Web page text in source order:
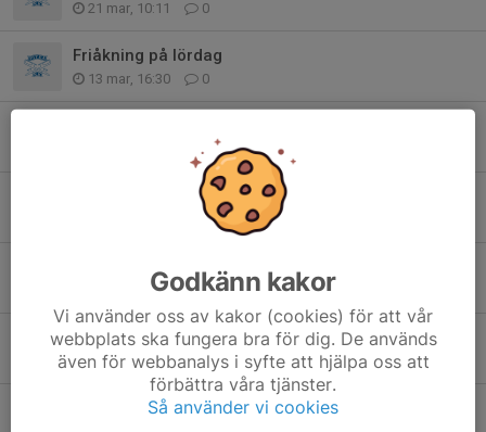
21 mar, 10:11 0
Friåkning på lördag
13 mar, 16:30 0
0
Träning lördag som vanligt!
Försäljning Galltvål Tvättmedel
2 feb, 11:46 0
Info nästa helg
17 jan, 18:45 1
Välkomna till start av skridskoskolan vt26
Godkänn kakor
Vi använder oss av kakor (cookies) för att vår
webbplats ska fungera bra för dig. De används
även för webbanalys i syfte att hjälpa oss att
förbättra våra tjänster.
Så använder vi cookies